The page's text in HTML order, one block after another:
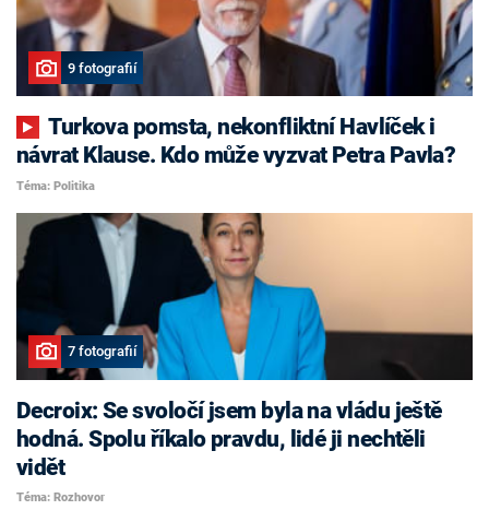
9 fotografií
Turkova pomsta, nekonfliktní Havlíček i
návrat Klause. Kdo může vyzvat Petra Pavla?
Téma: Politika
7 fotografií
Decroix: Se svoločí jsem byla na vládu ještě
hodná. Spolu říkalo pravdu, lidé ji nechtěli
vidět
Téma: Rozhovor